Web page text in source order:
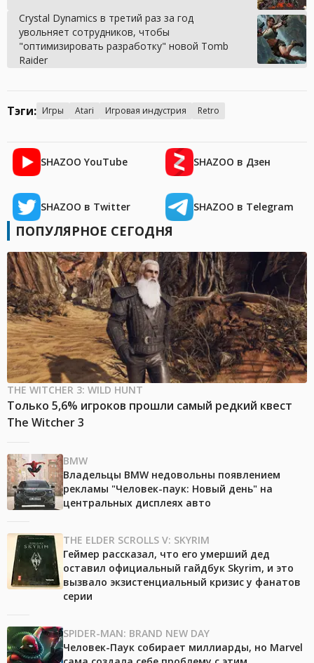
Crystal Dynamics в третий раз за год
увольняет сотрудников, чтобы
"оптимизировать разработку" новой Tomb
Raider
Тэги: Игры Atari Игровая индустрия Retro
SHAZOO YouTube SHAZOO в Дзен
SHAZOO в Twitter SHAZOO в Telegram
ПОПУЛЯРНОЕ СЕГОДНЯ
THE WITCHER 3: WILD HUNT
Только 5,6% игроков прошли самый редкий квест
The Witcher 3
BMW
Владельцы BMW недовольны появлением
рекламы "Человек-паук: Новый день" на
центральных дисплеях авто
THE ELDER SCROLLS V: SKYRIM
Геймер рассказал, что его умерший дед
оставил официальный гайдбук Skyrim, и это
вызвало экзистенциальный кризис у фанатов
серии
SPIDER-MAN: BRAND NEW DAY
Человек-Паук собирает миллиарды, но Marvel